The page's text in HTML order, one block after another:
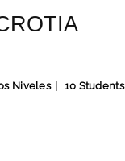
Niveles 10 Students